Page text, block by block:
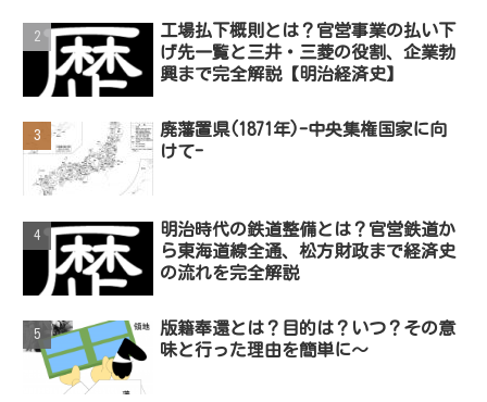
工場払下概則とは？官営事業の払い下
げ先一覧と三井・三菱の役割、企業勃
興まで完全解説【明治経済史】
廃藩置県(1871年)-中央集権国家に向
けて-
明治時代の鉄道整備とは？官営鉄道か
ら東海道線全通、松方財政まで経済史
の流れを完全解説
版籍奉還とは？目的は？いつ？その意
味と行った理由を簡単に～